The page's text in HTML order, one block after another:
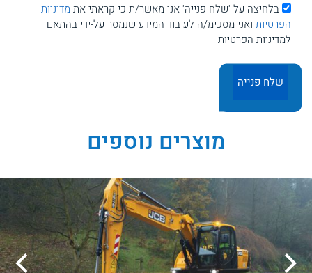
בלחיצה על 'שלח פנייה' אני מאשר/ת כי קראתי את מדיניות
הפרטיות ואני מסכימ/ה לעיבוד המידע שנמסר על-ידי בהתאם
למדיניות הפרטיות
מוצרים נוספים